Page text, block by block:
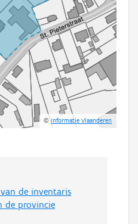
©Informatie Vlaanderen
de inventaris
de provincie